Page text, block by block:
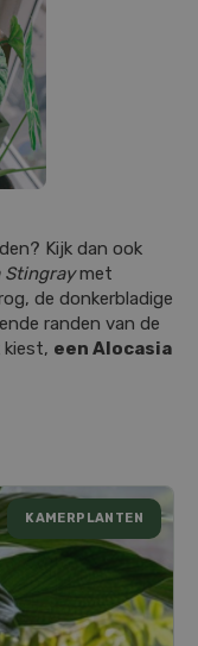
Kijk dan ook
Stingraymet
de donkerbladige
randen van de
kiest, een Alocasia
KAMERPLANTEN